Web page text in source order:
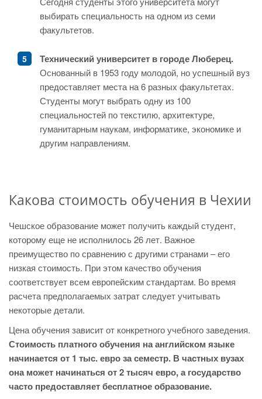
выбирать специальность на одном из семи
факультетов.
Технический университет в городе Люберец.
Основанный в 1953 году молодой, но успешный вуз
предоставляет места на 6 разных факультетах.
Студенты могут выбрать одну из 100
специальностей по текстилю, архитектуре,
гуманитарным наукам, информатике, экономике и
другим направлениям.
Какова стоимость обучения в Чехии
Чешское образование может получить каждый студент,
которому еще не исполнилось 26 лет. Важное
преимущество по сравнению с другими странами – его
низкая стоимость. При этом качество обучения
соответствует всем европейским стандартам. Во время
расчета предполагаемых затрат следует учитывать
некоторые детали.
Цена обучения зависит от конкретного учебного заведения.
Стоимость платного обучения на английском языке
начинается от 1 тыс. евро за семестр. В частных вузах
она может начинаться от 2 тысяч евро, а государство
часто предоставляет бесплатное образование.